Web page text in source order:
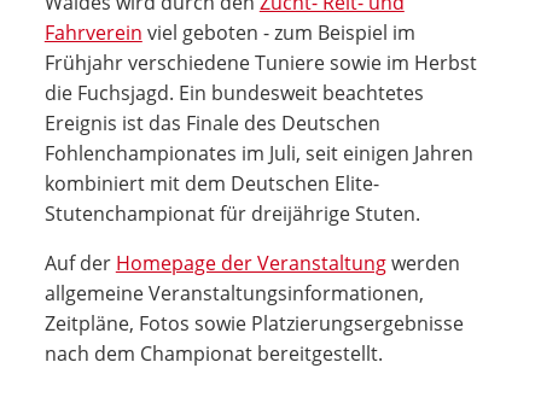
Fahrverein viel geboten - zum Beispiel im
Frühjahr verschiedene Tuniere sowie im Herbst
die Fuchsjagd. Ein bundesweit beachtetes
Ereignis ist das Finale des Deutschen
Fohlenchampionates im Juli, seit einigen Jahren
kombiniert mit dem Deutschen Elite-
Stutenchampionat für dreijährige Stuten.
Auf der Homepage der Veranstaltungwerden
allgemeine Veranstaltungsinformationen,
Zeitpläne, Fotos sowie Platzierungsergebnisse
nach dem Championat bereitgestellt.